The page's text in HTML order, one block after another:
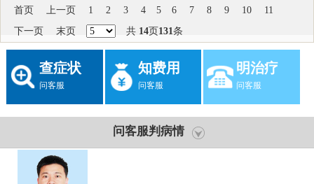
首页 上一页 1 2 3 4 5 6 7 8 9 10
11
下一页
末页 共 14页131条
查症状
问客服
知费用
问客服
明治疗
问客服
问客服判病情